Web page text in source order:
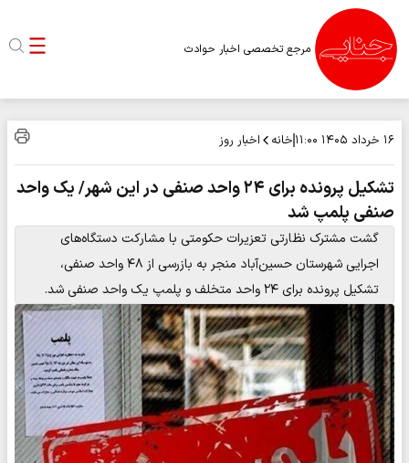
مرجع تخصصی اخبار حوادث
۱۶ خرداد ۱۴۰۵ ۱۱:۰۰ خانه اخبار روز
تشکیل پرونده برای ۲۴ واحد صنفی در این شهر/ یک واحد
صنفی پلمپ شد
گشت مشترک نظارتی تعزیرات حکومتی با مشارکت دستگاه‌های
اجرایی شهرستان حسین‌آباد منجر به بازرسی از ۴۸ واحد صنفی،
تشکیل پرونده برای ۲۴ واحد متخلف و پلمپ یک واحد صنفی شد.